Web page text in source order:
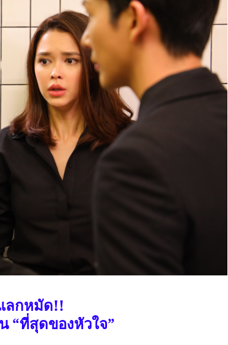
ลกหมัด!!
“ที่สุดของหัวใจ”